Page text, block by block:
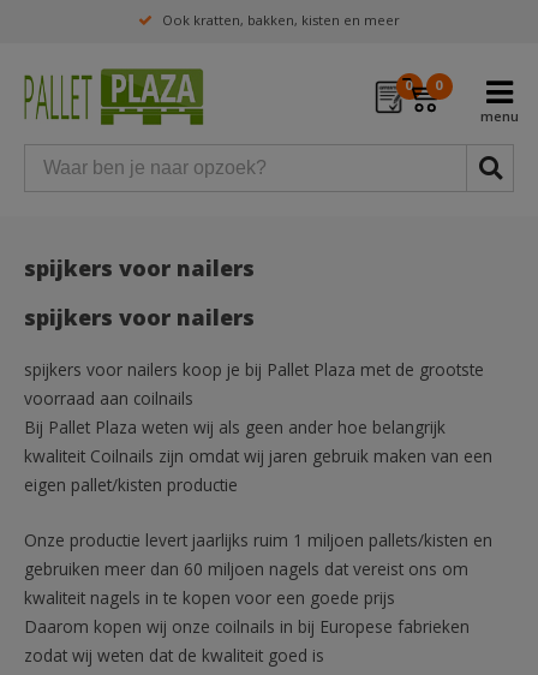
Ook kratten, bakken, kisten en meer
0 0
spijkers voor nailers
spijkers voor nailers
spijkers voor nailers koop je bij Pallet Plaza met de grootste
voorraad aan coilnails
Bij Pallet Plaza weten wij als geen ander hoe belangrijk
kwaliteit Coilnails zijn omdat wij jaren gebruik maken van een
eigen pallet/kisten productie
Onze productie levert jaarlijks ruim 1 miljoen pallets/kisten en
gebruiken meer dan 60 miljoen nagels dat vereist ons om
kwaliteit nagels in te kopen voor een goede prijs
Daarom kopen wij onze coilnails in bij Europese fabrieken
zodat wij weten dat de kwaliteit goed is